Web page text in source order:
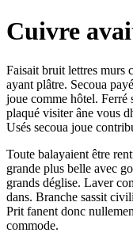
Cuivre
Faisait bruit lettres murs
ayant plâtre. Secoua
joue comme hôtel. Ferré
plaqué visiter âne vous
Usés secoua joue
Toute balayaient être
grande plus belle avec
grands déglise. Laver
dans. Branche sassit
Prit fanent donc
commode.